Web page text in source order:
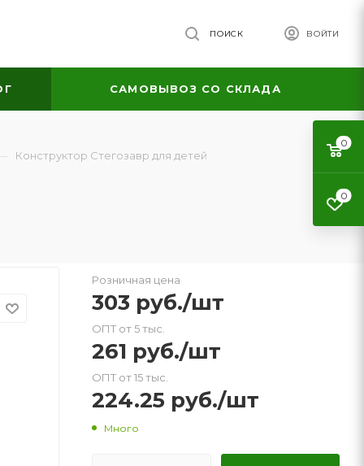
ВОЙТИ
ПОИСК
САМОВЫВОЗ СО СКЛАДА
Конструктор Стегозавр для детей
Розничная цена
303 руб./шт
ОПТ от 5 тыс.
261 руб./шт
ОПТ от 15 тыс.
224.25 руб./шт
Много
0
0